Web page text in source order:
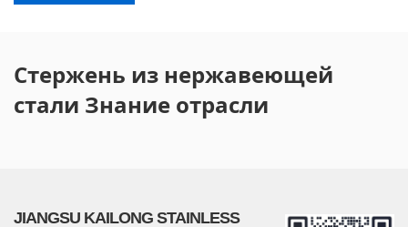
Стержень из нержавеющей
стали Знание отрасли
JIANGSU KAILONG STAINLESS